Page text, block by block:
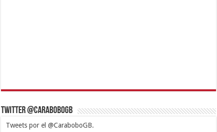
Twitter @CaraboboGB
Tweets por el @CaraboboGB.